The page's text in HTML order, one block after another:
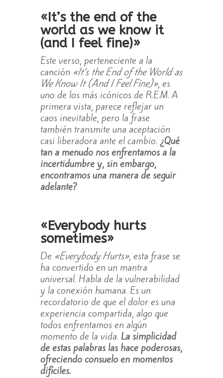
«It’s the end of the
world as we know it
(and I feel fine)»
Este verso, perteneciente a la
canción «It’s the End of the World as
We Know It (And I Feel Fine)», es
uno de los más icónicos de R.E.M. A
primera vista, parece reflejar un
caos inevitable, pero la frase
también transmite una aceptación
casi liberadora ante el cambio. ¿Qué
tan a menudo nos enfrentamos a la
incertidumbre y, sin embargo,
encontramos una manera de seguir
adelante?
«Everybody hurts
sometimes»
De «Everybody Hurts», esta frase se
ha convertido en un mantra
universal. Habla de la vulnerabilidad
y la conexión humana. Es un
recordatorio de que el dolor es una
experiencia compartida, algo que
todos enfrentamos en algún
momento de la vida. La simplicidad
de estas palabras las hace poderosas,
ofreciendo consuelo en momentos
difíciles.